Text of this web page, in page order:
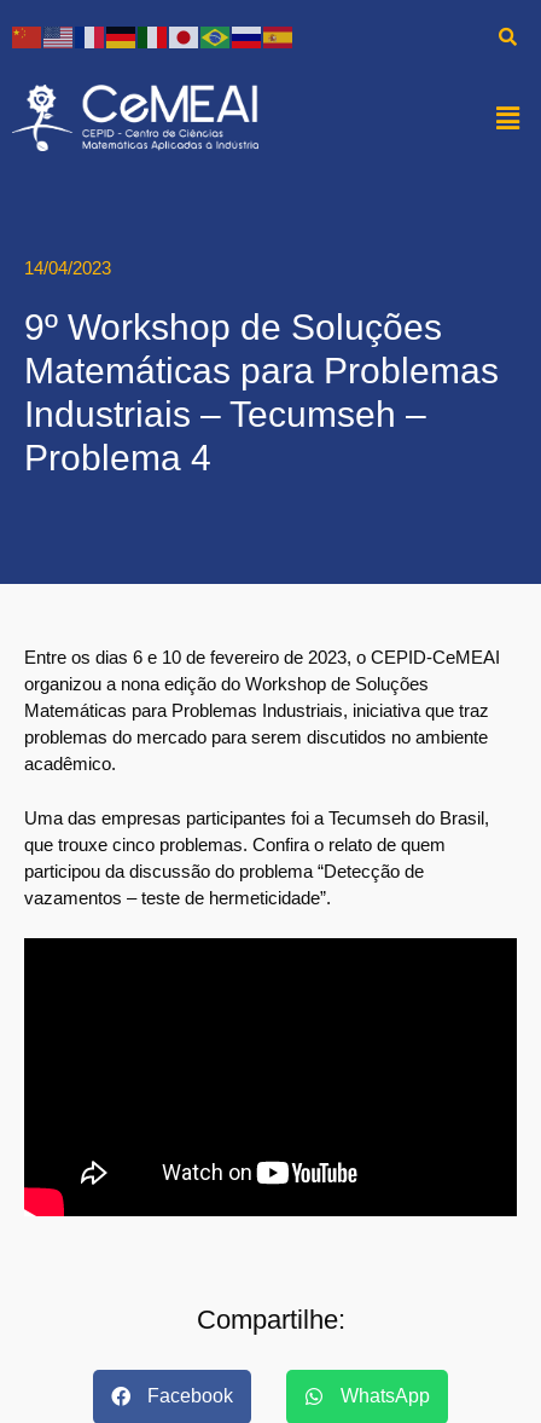
14/04/2023
9º Workshop de Soluções
Matemáticas para Problemas
Industriais – Tecumseh –
Problema 4
Entre os dias 6 e 10 de fevereiro de 2023, o CEPID-CeMEAI
organizou a nona edição do Workshop de Soluções
Matemáticas para Problemas Industriais, iniciativa que traz
problemas do mercado para serem discutidos no ambiente
acadêmico.
Uma das empresas participantes foi a Tecumseh do Brasil,
que trouxe cinco problemas. Confira o relato de quem
participou da discussão do problema “Detecção de
vazamentos – teste de hermeticidade”.
Compartilhe:
Facebook WhatsApp